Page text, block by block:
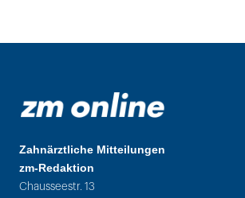
Zahnärztliche Mitteilungen
zm-Redaktion
Chausseestr. 13